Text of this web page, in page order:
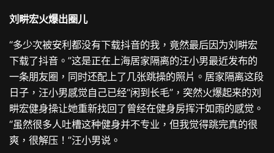
刘畊宏火爆出圈儿
“多少次被安利都没有下载抖音的我，竟然最后因为刘畊宏
下载了抖音。”这是正在上海居家隔离的汪小男最近发布的
一条朋友圈，同时还配上了几张跳操的照片。居家隔离这段
日子，汪小男感觉自己已经“闲到长毛”，突然火爆起来的刘
畊宏健身操让她重新找回了曾经在健身房挥汗如雨的感觉。
“虽然很多人吐槽这种健身并不专业，但我觉得跳完真的很
爽，很解压！”汪小男说。